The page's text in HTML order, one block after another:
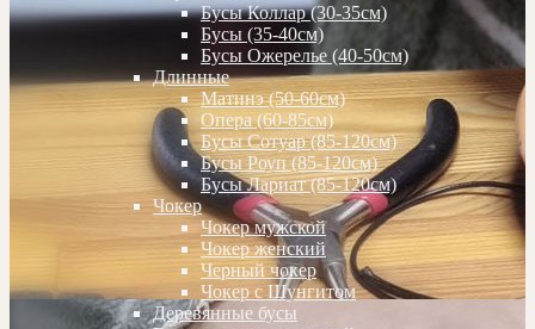
Бусы Коллар (30-35см)
Бусы (35-40см)
Бусы Ожерелье (40-50см)
Длинные
Матинэ (50-60см)
Опера (60-85см)
Бусы Сотуар (85-120см)
Бусы Роуп (85-120см)
Бусы Лариат (85-120см)
Чокер
Чокер мужской
Чокер женский
Черный чокер
Чокер с Шунгитом
Деревянные бусы